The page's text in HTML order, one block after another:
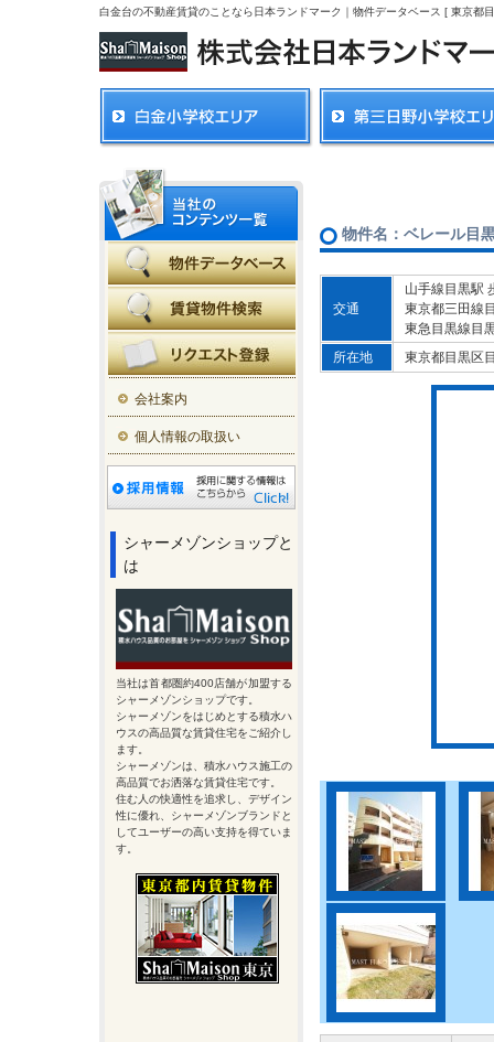
白金台の不動産賃貸のことなら日本ランドマーク｜物件データベース [ 東京都
物件名：ベレール目
交通
山手線目黒駅
東京都三田線
東急目黒線目
所在地
東京都目黒区
会社案内
個人情報の取扱い
シャーメゾンショップと
は
当社は首都圏約400店舗が加盟する
シャーメゾンショップです。
シャーメゾンをはじめとする積水ハ
ウスの高品質な賃貸住宅をご紹介し
ます。
シャーメゾンは、積水ハウス施工の
高品質でお洒落な賃貸住宅です。
住む人の快適性を追求し、デザイン
性に優れ、シャーメゾンブランドと
してユーザーの高い支持を得ていま
す。